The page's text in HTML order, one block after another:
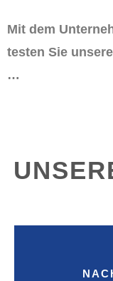
Mit dem
testen Sie unsere
…